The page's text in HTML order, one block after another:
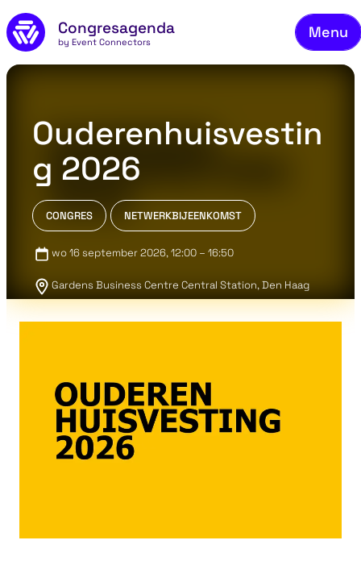
Naar de inhoud
Congresagenda
by Event Connectors
Menu
Ouderenhuisvestin
g 2026
CONGRES NETWERKBIJEENKOMST
wo 16 september 2026, 12:00 – 16:50
Gardens Business Centre Central Station, Den Haag